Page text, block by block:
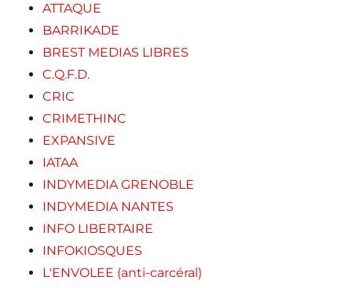
ATTAQUE
BARRIKADE
BREST MEDIAS LIBRES
C.Q.F.D.
CRIC
CRIMETHINC
EXPANSIVE
IATAA
INDYMEDIA GRENOBLE
INDYMEDIA NANTES
INFO LIBERTAIRE
INFOKIOSQUES
L'ENVOLEE (anti-carcéral)